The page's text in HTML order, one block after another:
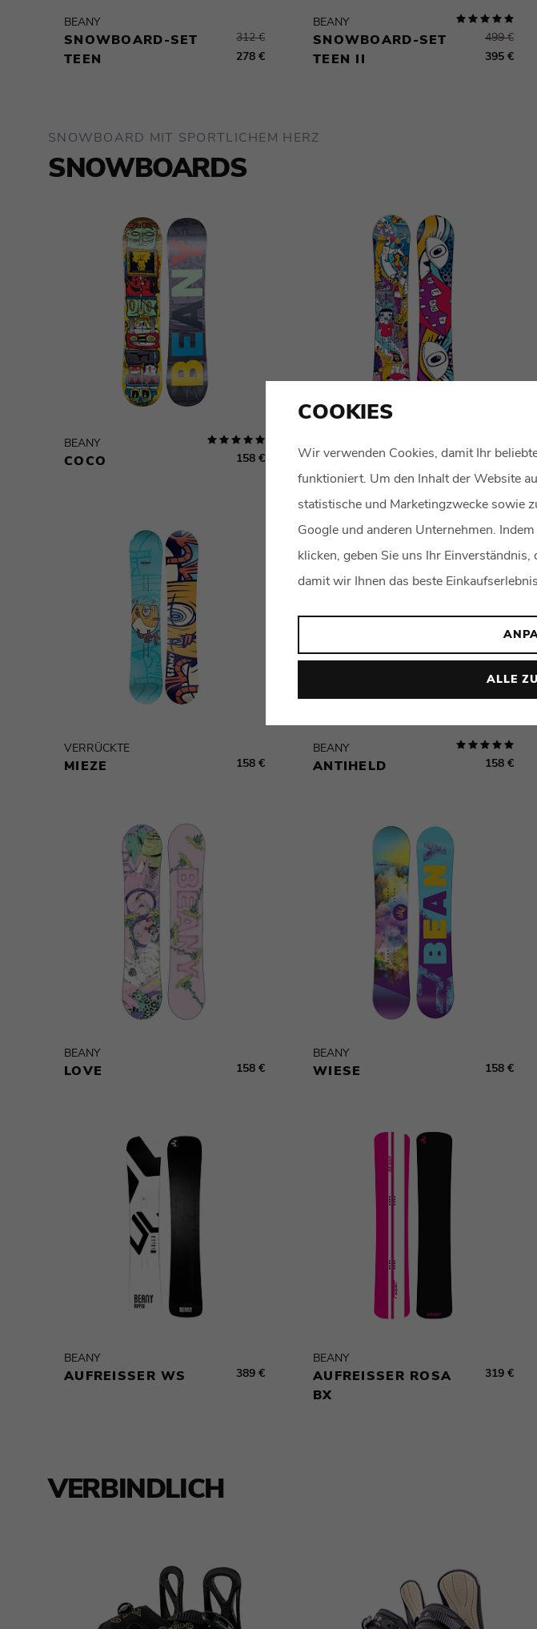
BEANY
SNOWBOARD-SET
TEEN
312 €
278 €
BEANY
SNOWBOARD-SET
TEEN II
499 €
395 €
SNOWBOARD MIT SPORTLICHEM HERZ
SNOWBOARDS
BEANY
COCO 158 € 158 €
VERRÜCKTE
MIEZE 158 €
BEANY
ANTIHELD 158 €
BEANY
LOVE 158 €
BEANY
WIESE 158 €
BEANY
AUFREISSER WS 389 €
BEANY
AUFREISSER ROSA B
X
319 €
VERBINDLICH
COOKIES
Wir verwenden Cookies, damit Ihr
funktioniert. Um den Inhalt der Website
statistische und Marketingzwecke sowie
Google und anderen Unternehmen.
klicken, geben Sie uns Ihr
damit wir Ihnen das beste
ALLE